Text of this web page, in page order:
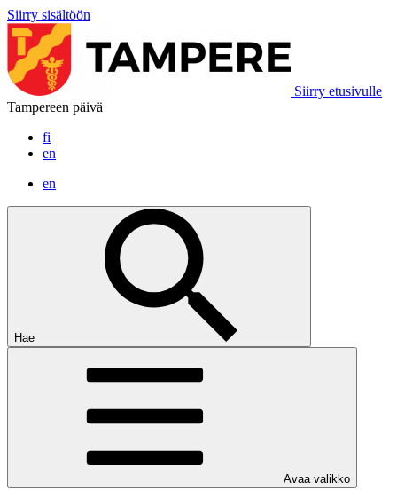
Siirry sisältöön
Siirry etusivulle
Tampereen päivä
fi
en
en
Hae
Avaa valikko